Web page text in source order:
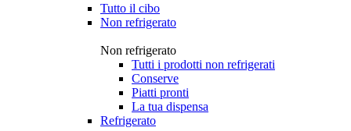
Tutto il cibo
Non refrigerato
Non refrigerato
Tutti i prodotti non refrigerati
Conserve
Piatti pronti
La tua dispensa
Refrigerato